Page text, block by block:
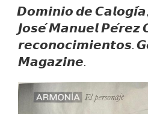
EL
𝘿𝙤𝙢𝙞𝙣𝙞𝙤 𝙙𝙚
𝙅𝙤𝙨𝙚́ 𝙈𝙖𝙣𝙪𝙚𝙡 𝙋𝙚́𝙧𝙚𝙯
𝙧𝙚𝙘𝙤𝙣𝙤𝙘𝙞𝙢𝙞𝙚𝙣𝙩𝙤𝙨.
𝙈𝙖𝙜𝙖𝙯𝙞𝙣𝙚.